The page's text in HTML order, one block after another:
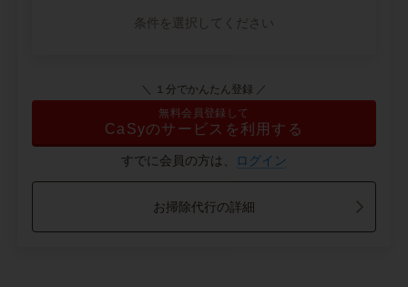
条件を選択してください
＼ １分でかんたん登録 ／
無料会員登録して
CaSyのサービスを利用する
すでに会員の方は、 ログイン
お掃除代行の詳細